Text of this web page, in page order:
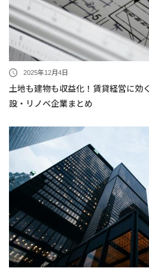
2025年12月4日
土地も建物も収益化！賃貸経営に効
設・リノベ企業まとめ